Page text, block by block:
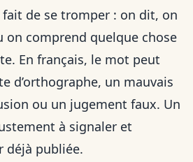
fait de se tromper : on dit, on
on comprend quelque chose
En français, le mot peut
d’orthographe, un mauvais
ou un jugement faux. Un
à signaler et
déjà publiée.